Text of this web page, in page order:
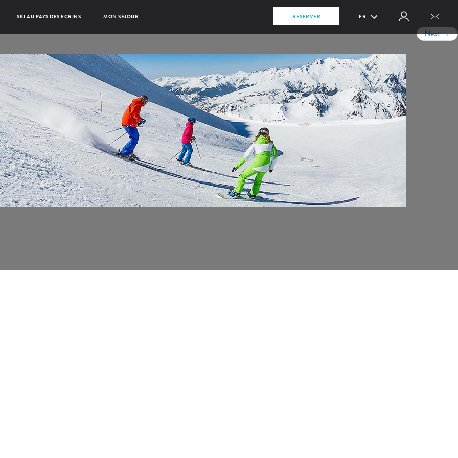
SKI AU PAYS DES ECRINS MON SÉJOUR RÉSERVER FR
Next→